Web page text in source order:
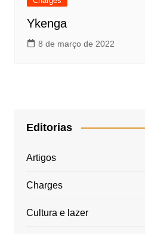
Ykenga
8 de março de 2022
Editorias
Artigos
Charges
Cultura e lazer